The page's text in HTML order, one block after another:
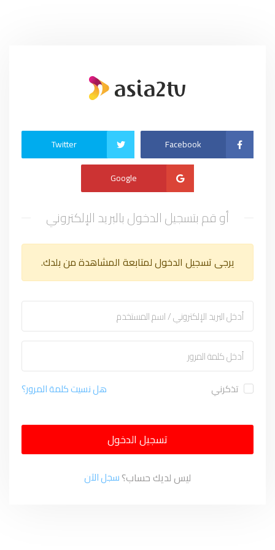
Facebook
Twitter
Google
أو قم بتسجيل الدخول بالبريد الإلكتروني
يرجى تسجيل الدخول لمتابعة المشاهدة من بلدك.
تذكرني هل نسيت كلمة المرور؟
تسجيل الدخول
ليس لديك حساب؟سجل الآن